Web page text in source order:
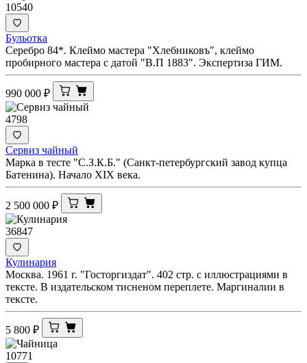
10540
Бульотка
Серебро 84*. Клеймо мастера "Хлебниковъ", клеймо
пробирного мастера с датой "В.П 1883". Экспертиза ГИМ.
990 000 ₽
4798
Сервиз чайный
Марка в тесте "С.З.К.Б." (Санкт-петербургский завод купца
Батенина). Начало XIX века.
2 500 000 ₽
36847
Кулинария
Москва. 1961 г. "Госторгиздат". 402 стр. с иллюстрациями в
тексте. В издательском тисненом переплете. Маргиналии в
тексте.
5 800 ₽
10771